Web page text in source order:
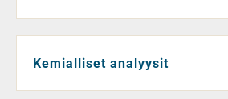
Kemialliset analyysit